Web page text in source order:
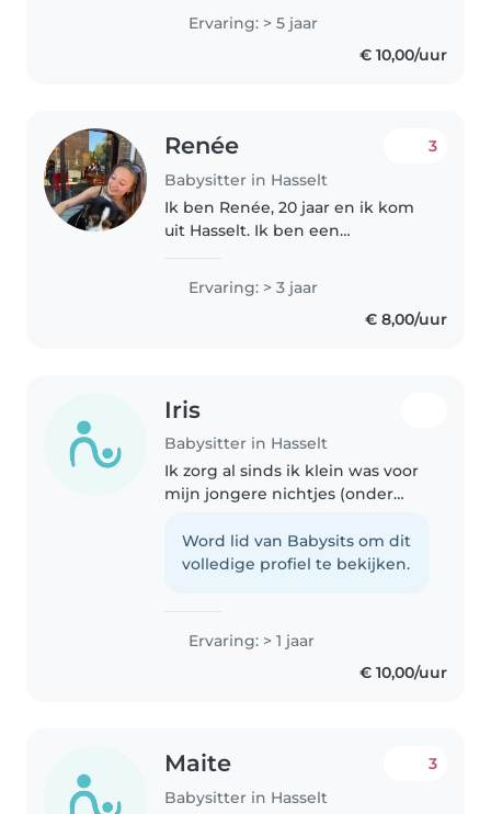
vriendelijk als kalm en kan goed
omgaan met kinderen van alle
leeftijden, van peuter tot
Ervaring: > 5 jaar
€ 10,00/uur
Renée
Babysitter in Hasselt
3
Ik ben Renée, 20 jaar en ik kom
uit Hasselt. Ik ben een
broers (nu niet meer zo klein)
heb ik al 20 jaar ervaring in het..
Ervaring: > 3 jaar
€ 8,00/uur
Iris
Babysitter in Hasselt
Ik zorg al sinds ik klein was voor
mijn jongere nichtjes (onder
mijn eerste job als babysitter
toen ik 14 jaar oud was, voor een
Word lid van Babysits om dit
volledige profiel te bekijken.
Ervaring: > 1 jaar
€ 10,00/uur
Maite
Babysitter in Hasselt
3